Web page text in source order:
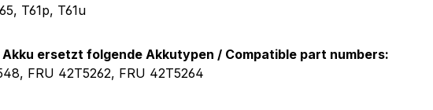
T61p, T61u
ersetzt folgende Akkutypen / Compatible part numbers:
FRU 42T5262, FRU 42T5264